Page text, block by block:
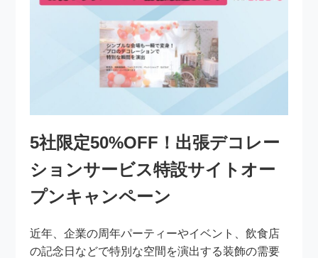
5社限定50%OFF！出張デコレー
ションサービス特設サイトオー
プンキャンペーン
近年、企業の周年パーティーやイベント、飲食店
の記念日などで特別な空間を演出する装飾の需要